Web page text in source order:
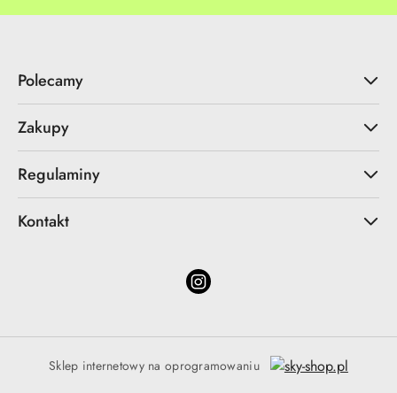
Polecamy
Zakupy
Regulaminy
Kontakt
Sklep internetowy na oprogramowaniu